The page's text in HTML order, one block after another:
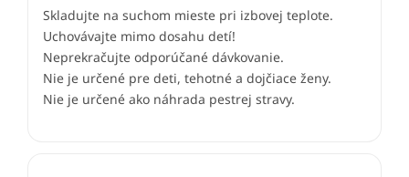
Skladujte na suchom mieste pri izbovej teplote.
Uchovávajte mimo dosahu detí!
Neprekračujte odporúčané dávkovanie.
Nie je určené pre deti, tehotné a dojčiace ženy.
Nie je určené ako náhrada pestrej stravy.